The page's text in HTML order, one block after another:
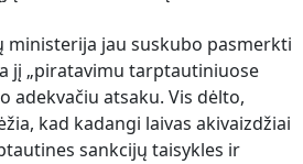
ministerija jau suskubo pasmerkti
jį „piratavimu tarptautiniuose
adekvačiu atsaku. Vis dėlto,
kad kadangi laivas akivaizdžiai
sankcijų taisykles ir